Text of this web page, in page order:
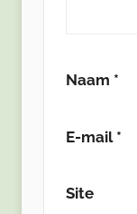
Naam *
E-mail *
Site